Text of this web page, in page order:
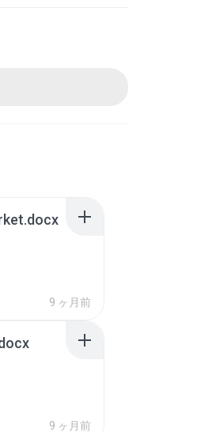
9 ヶ月前
9 ヶ月前